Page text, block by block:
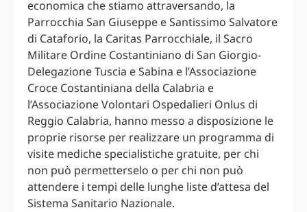
economica che stiamo attraversando, la
Parrocchia San Giuseppe e Santissimo Salvatore
di Cataforio, la Caritas Parrocchiale, il Sacro
Militare Ordine Costantiniano di San Giorgio-
Delegazione Tuscia e Sabina e l’Associazione
Croce Costantiniana della Calabria e
l’Associazione Volontari Ospedalieri Onlus di
Reggio Calabria, hanno messo a disposizione le
proprie risorse per realizzare un programma di
visite mediche specialistiche gratuite, per chi
non può permetterselo o per chi non può
attendere i tempi delle lunghe liste d’attesa del
Sistema Sanitario Nazionale.